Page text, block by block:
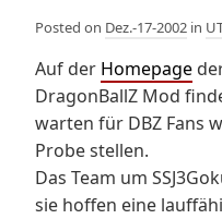
Posted on Dez.-17-2002 in
Auf der Homepage
DragonBallZ Mod
warten für DBZ Fans
Probe stellen.
Das Team um
sie hoffen eine